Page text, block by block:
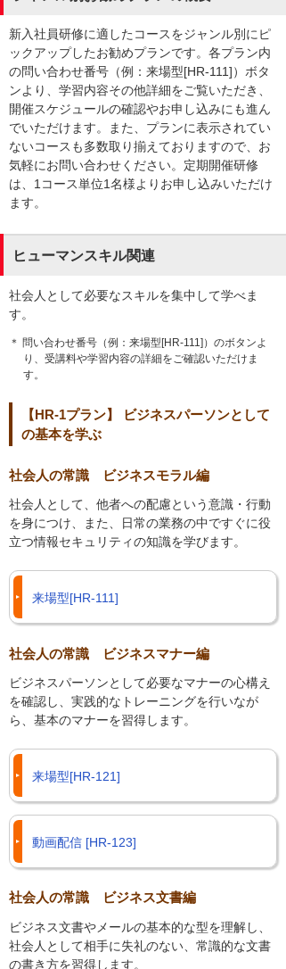
新入社員研修に適したコースをジャンル別にピ
ックアップしたお勧めプランです。各プラン内
の問い合わせ番号（例：来場型[HR-111]）ボタ
ンより、学習内容その他詳細をご覧いただき、
開催スケジュールの確認やお申し込みにも進ん
でいただけます。また、プランに表示されてい
ないコースも多数取り揃えておりますので、お
気軽にお問い合わせください。定期開催研修
は、1コース単位1名様よりお申し込みいただけ
ます。
ヒューマンスキル関連
社会人として必要なスキルを集中して学べま
す。
＊ 問い合わせ番号（例：来場型[HR-111]）のボタンよ
り、受講料や学習内容の詳細をご確認いただけま
す。
【HR-1プラン】 ビジネスパーソンとして
の基本を学ぶ
社会人の常識 ビジネスモラル編
社会人として、他者への配慮という意識・行動
を身につけ、また、日常の業務の中ですぐに役
立つ情報セキュリティの知識を学びます。
来場型[HR-111]
社会人の常識 ビジネスマナー編
ビジネスパーソンとして必要なマナーの心構え
を確認し、実践的なトレーニングを行いなが
ら、基本のマナーを習得します。
来場型[HR-121]
動画配信 [HR-123]
社会人の常識 ビジネス文書編
ビジネス文書やメールの基本的な型を理解し、
社会人として相手に失礼のない、常識的な文書
の書き方を習得します。